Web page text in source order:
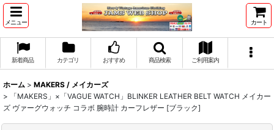
メニュー カート
新着商品 カテゴリ おすすめ 商品検索 ご利用案内
ホーム > MAKERS / メイカーズ
>
「MAKERS」×「VAGUE WATCH」BLINKER LEATHER BELT WATCH メイカー
ズ ヴァーグウォッチ コラボ 腕時計 カーフレザー [ブラック]